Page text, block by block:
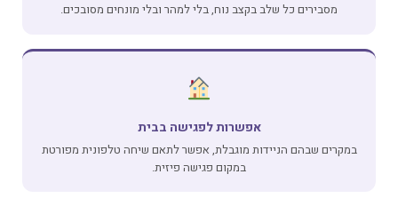
מסבירים כל שלב בקצב נוח, בלי למהר ובלי מונחים מסובכים.
אפשרות לפגישה בבית
במקרים שבהם הניידות מוגבלת, אפשר לתאם שיחה טלפונית מפורטת
במקום פגישה פיזית.